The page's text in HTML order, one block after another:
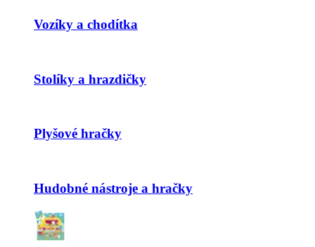
Vozíky a chodítka
Stolíky a hrazdičky
Plyšové hračky
Hudobné nástroje a hračky